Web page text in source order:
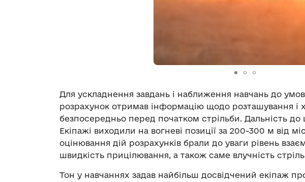
Для ускладнення завдань і наближення навчань до
розрахунок отримав інформацію щодо розташування і
безпосередньо перед початком стрільби. Дальність до
Екіпажі виходили на вогневі позиції за 200-300 м від
оцінювання дій розрахунків брали до уваги рівень
швидкість прицілювання, а також саме влучність
Тон у навчаннях задав найбільш досвідчений екіпаж